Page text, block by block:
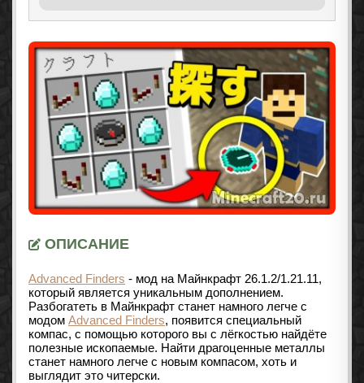
ОПИСАНИЕ
Advanced Finders - мод на Майнкрафт 26.1.2/1.21.11,
который является уникальным дополнением.
Разбогатеть в Майнкрафт станет намного легче с
модом Advanced Finders, появится специальный
компас, с помощью которого вы с лёгкостью найдёте
полезные ископаемые. Найти драгоценные металлы
станет намного легче с новым компасом, хоть и
выглядит это читерски.